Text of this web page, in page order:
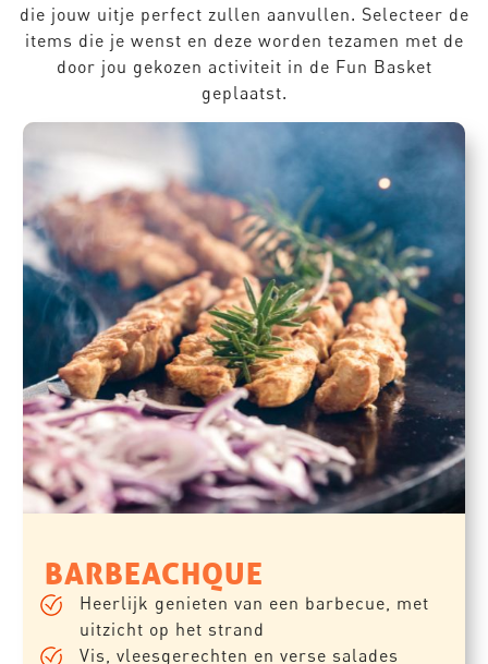
die jouw uitje perfect zullen aanvullen. Selecteer de
items die je wenst en deze worden tezamen met de
door jou gekozen activiteit in de Fun Basket
geplaatst.
BARBEACHQUE
Heerlijk genieten van een barbecue, met
uitzicht op het strand
Vis, vleesgerechten en verse salades